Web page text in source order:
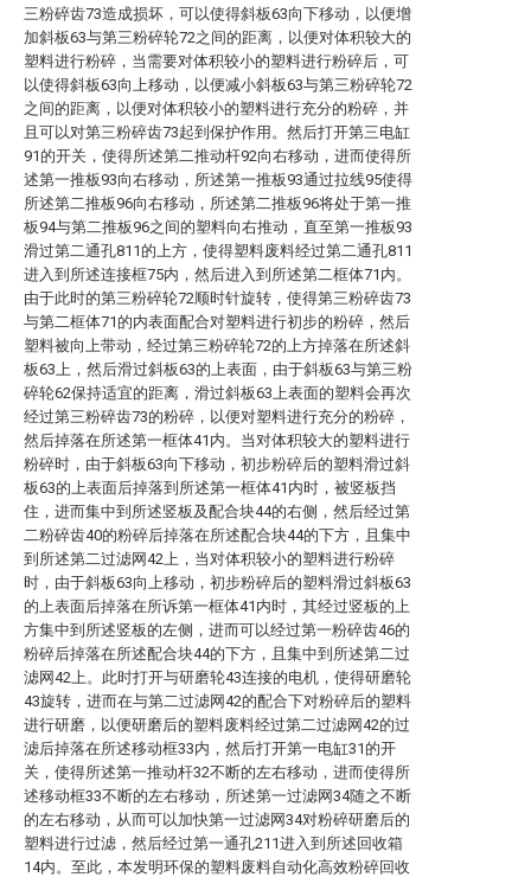
三粉碎齿73造成损坏，可以使得斜板63向下移动，以便增
加斜板63与第三粉碎轮72之间的距离，以便对体积较大的
塑料进行粉碎，当需要对体积较小的塑料进行粉碎后，可
以使得斜板63向上移动，以便减小斜板63与第三粉碎轮72
之间的距离，以便对体积较小的塑料进行充分的粉碎，并
且可以对第三粉碎齿73起到保护作用。然后打开第三电缸
91的开关，使得所述第二推动杆92向右移动，进而使得所
述第一推板93向右移动，所述第一推板93通过拉线95使得
所述第二推板96向右移动，所述第二推板96将处于第一推
板94与第二推板96之间的塑料向右推动，直至第一推板93
滑过第二通孔811的上方，使得塑料废料经过第二通孔811
进入到所述连接框75内，然后进入到所述第二框体71内。
由于此时的第三粉碎轮72顺时针旋转，使得第三粉碎齿73
与第二框体71的内表面配合对塑料进行初步的粉碎，然后
塑料被向上带动，经过第三粉碎轮72的上方掉落在所述斜
板63上，然后滑过斜板63的上表面，由于斜板63与第三粉
碎轮62保持适宜的距离，滑过斜板63上表面的塑料会再次
经过第三粉碎齿73的粉碎，以便对塑料进行充分的粉碎，
然后掉落在所述第一框体41内。当对体积较大的塑料进行
粉碎时，由于斜板63向下移动，初步粉碎后的塑料滑过斜
板63的上表面后掉落到所述第一框体41内时，被竖板挡
住，进而集中到所述竖板及配合块44的右侧，然后经过第
二粉碎齿40的粉碎后掉落在所述配合块44的下方，且集中
到所述第二过滤网42上，当对体积较小的塑料进行粉碎
时，由于斜板63向上移动，初步粉碎后的塑料滑过斜板63
的上表面后掉落在所诉第一框体41内时，其经过竖板的上
方集中到所述竖板的左侧，进而可以经过第一粉碎齿46的
粉碎后掉落在所述配合块44的下方，且集中到所述第二过
滤网42上。此时打开与研磨轮43连接的电机，使得研磨轮
43旋转，进而在与第二过滤网42的配合下对粉碎后的塑料
进行研磨，以便研磨后的塑料废料经过第二过滤网42的过
滤后掉落在所述移动框33内，然后打开第一电缸31的开
关，使得所述第一推动杆32不断的左右移动，进而使得所
述移动框33不断的左右移动，所述第一过滤网34随之不断
的左右移动，从而可以加快第一过滤网34对粉碎研磨后的
塑料进行过滤，然后经过第一通孔211进入到所述回收箱
14内。至此，本发明环保的塑料废料自动化高效粉碎回收